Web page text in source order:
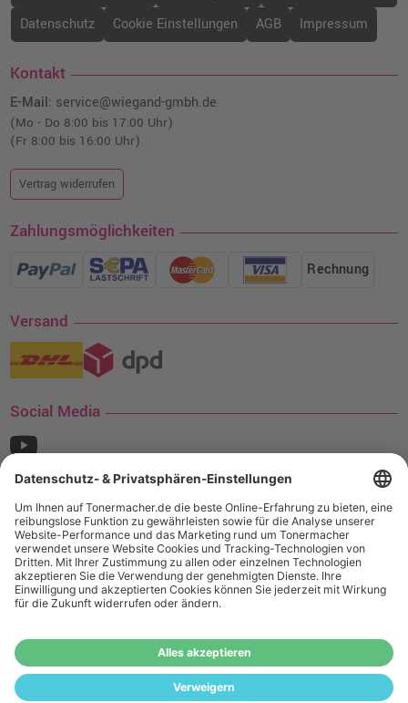
Datenschutz
Cookie Einstellungen AGB Impressum
Kontakt
E-Mail: service@wiegand-gmbh.de
(Mo - Do 8:00 bis 17:00 Uhr)
(Fr 8:00 bis 16:00 Uhr)
Vertrag widerrufen
Zahlungsmöglichkeiten
Rechnung
Versand
Social Media
¹ Nur gültig für den Versand innerhalb Deutschlands. Befindet sich ein Warenwert
von mindestens 35€ (inkl. Mwst.) an Ampertec Artikeln in Ihrem Warenkorb, ist der
Versand für Sie kostenfrei.
Das Angebot von tonermacher.de richtet sich